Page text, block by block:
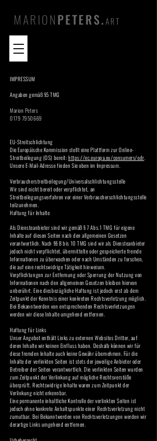
MARIONPETERS.ART
IMPRESSUM
Angaben gemäß §5 TMG
Marion Peters
0179 7950669
EU-Streitschlichtung
Die Europäische Kommission stellt eine Plattform zur Online-
Streitbeilegung (OS) bereit:https://ec.europa.eu/consumers/odr.
Unsere E-Mail-Adresse finden Sie oben im Impressum.
Verbraucher­streit­beilegung/Universal­schlichtungs­stelle
Wir sind nicht bereit oder verpflichtet, an
Streitbeilegungsverfahren vor einer Verbraucherschlichtungsstelle
teilzunehmen.
Haftung für Inhalte
Als Diensteanbieter sind wir gemäß § 7 Abs.1 TMG für eigene
Inhalte auf diesen Seiten nach den allgemeinen Gesetzen
verantwortlich. Nach §§ 8 bis 10 TMG sind wir als Diensteanbieter
jedoch nicht verpflichtet, übermittelte oder gespeicherte fremde
Informationen zu überwachen oder nach Umständen zu forschen,
die auf eine rechtswidrige Tätigkeit hinweisen.
Verpflichtungen zur Entfernung oder Sperrung der Nutzung von
Informationen nach den allgemeinen Gesetzen bleiben hiervon
unberührt. Eine diesbezügliche Haftung ist jedoch erst ab dem
Zeitpunkt der Kenntnis einer konkreten Rechtsverletzung möglich.
Bei Bekanntwerden von entsprechenden Rechtsverletzungen
werden wir diese Inhalte umgehend entfernen.
Haftung für Links
Unser Angebot enthält Links zu externen Websites Dritter, auf
deren Inhalte wir keinen Einfluss haben. Deshalb können wir für
diese fremden Inhalte auch keine Gewähr übernehmen. Für die
Inhalte der verlinkten Seiten ist stets der jeweilige Anbieter oder
Betreiber der Seiten verantwortlich. Die verlinkten Seiten wurden
zum Zeitpunkt der Verlinkung auf mögliche Rechtsverstöße
überprüft. Rechtswidrige Inhalte waren zum Zeitpunkt der
Verlinkung nicht erkennbar.
Eine permanente inhaltliche Kontrolle der verlinkten Seiten ist
jedoch ohne konkrete Anhaltspunkte einer Rechtsverletzung nicht
zumutbar. Bei Bekanntwerden von Rechtsverletzungen werden wir
derartige Links umgehend entfernen.